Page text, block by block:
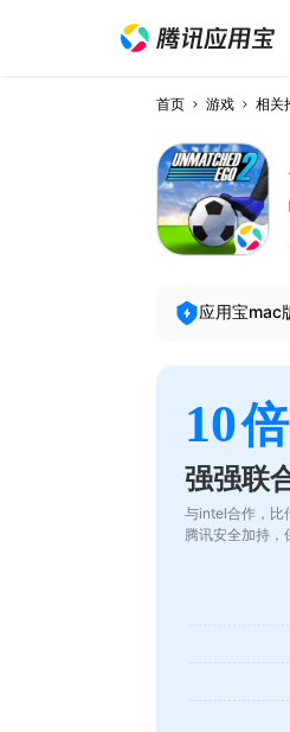
首页 游戏 相关
应用宝mac
10倍
强强联
与intel合作，比
腾讯安全加持，